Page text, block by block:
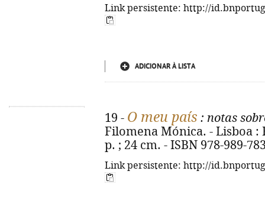
Link persistente: http://
ADICIONAR À LISTA
19 - O meu país : notas
Filomena Mónica. - Lisboa :
p. ; 24 cm. - ISBN 978-989-
Link persistente: http://